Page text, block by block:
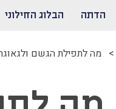
הדתה הבלוג החילוני
מה לתפילת הגשם